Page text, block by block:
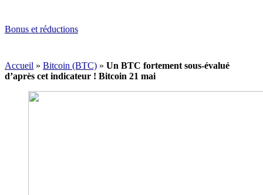
Bonus et réductions
Accueil » Bitcoin (BTC) » Un BTC fortement sous-évalué
d’après cet indicateur ! Bitcoin 21 mai